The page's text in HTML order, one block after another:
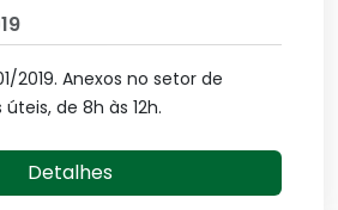
2019. Anexos no setor de
de 8h às 12h.
Detalhes